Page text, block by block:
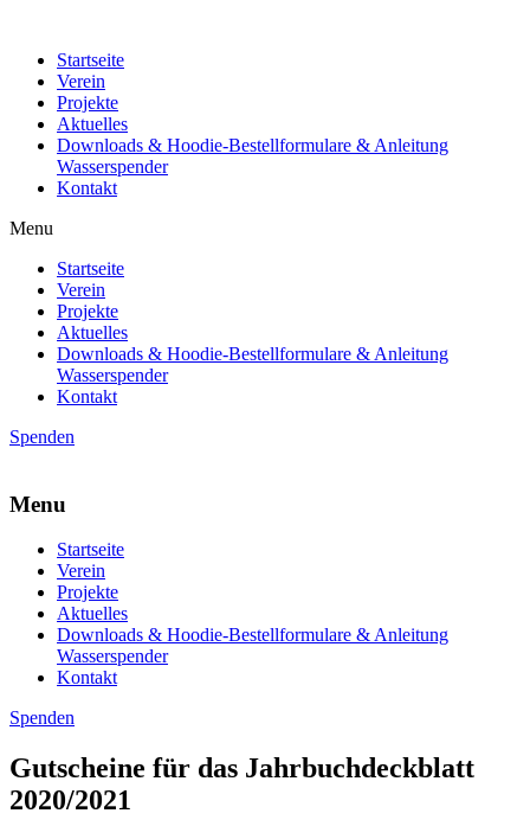
Startseite
Verein
Projekte
Aktuelles
Downloads & Hoodie-Bestellformulare & Anleitung
Wasserspender
Kontakt
Menu
Startseite
Verein
Projekte
Aktuelles
Downloads & Hoodie-Bestellformulare & Anleitung
Wasserspender
Kontakt
Spenden
Menu
Startseite
Verein
Projekte
Aktuelles
Downloads & Hoodie-Bestellformulare & Anleitung
Wasserspender
Kontakt
Spenden
Gutscheine für das Jahrbuchdeckblatt
2020/2021